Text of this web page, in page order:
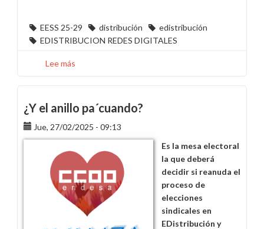
EESS 25-29 distribución
edistribución
EDISTRIBUCION REDES DIGITALES
Lee más
eleccions
d’Endesa
Distribución
Eléctrica,
S.L.
a
Figueres
i
Palafrugell
¿Y el anillo pa´cuando?
Jue, 27/02/2025 - 09:13
Es la mesa electoral
la que deberá
decidir si reanuda el
proceso de
elecciones
sindicales en
EDistribución y